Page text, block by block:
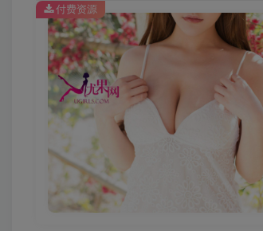
付费资源